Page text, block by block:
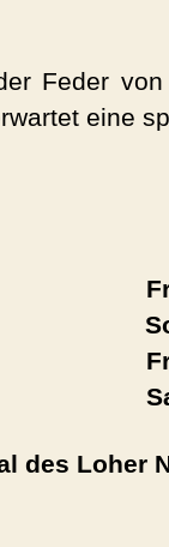
Feder
eine
des Loher